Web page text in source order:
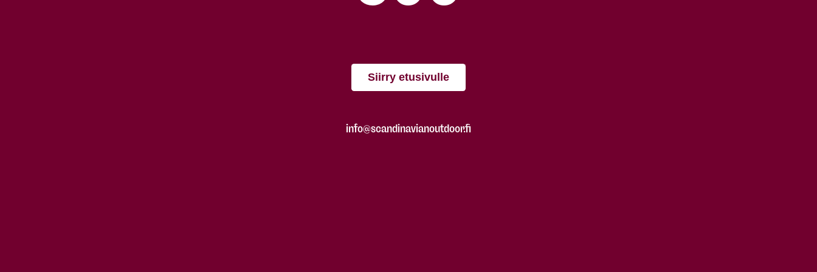
Siirry etusivulle
info@scandinavianoutdoor.fi